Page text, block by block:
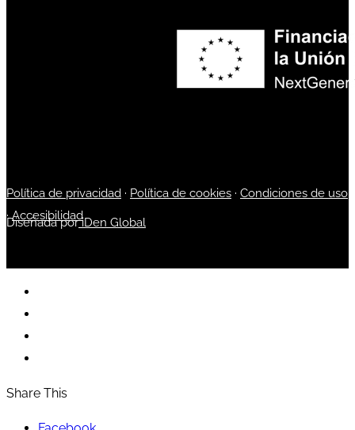
Política de privacidad · Política de cookies · Condiciones de uso
·Accesibilidad
Diseñada poriDen Global
Share This